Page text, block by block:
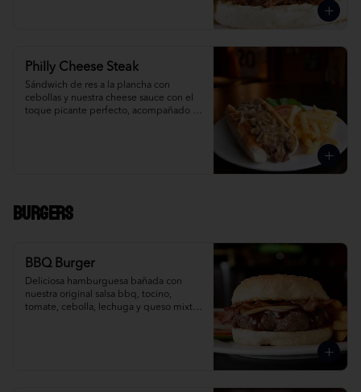
Philly Cheese Steak
Sándwich de res a la plancha con
cebollas y nuestra cheese sauce con el
toque picante perfecto, acompañado
Burgers
BBQ Burger
Deliciosa hamburguesa bañada con
nuestra original salsa bbq, tocino,
tomate, cebolla, lechuga y queso mixto,